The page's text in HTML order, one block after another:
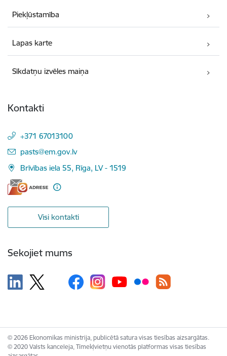
Piekļūstamība
Lapas karte
Sīkdatņu izvēles maiņa
Kontakti
+371 67013100
E-pasts:
pasts@em.gov.lv
Brīvības iela 55, Rīga, LV - 1519
Visi kontakti
Sekojiet mums
© 2026 Ekonomikas ministrija, publicētā satura visas tiesības aizsargātas.
© 2020 Valsts kanceleja, Tīmekļvietņu vienotās platformas visas tiesības